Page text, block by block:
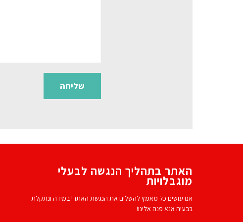
האתר בתהליך הנגשה לבעלי
מוגבלויות
אנו עושים כל מאמץ להשלים את הנגשת האתר! במידה ונתקלת
בבעיה אנא פנה אלינו!